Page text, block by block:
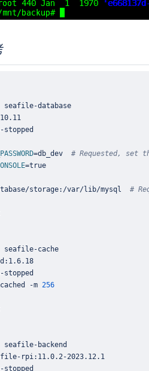
=db_dev # Requested, set
=
storage:/var/lib/mysql
#
-m
256